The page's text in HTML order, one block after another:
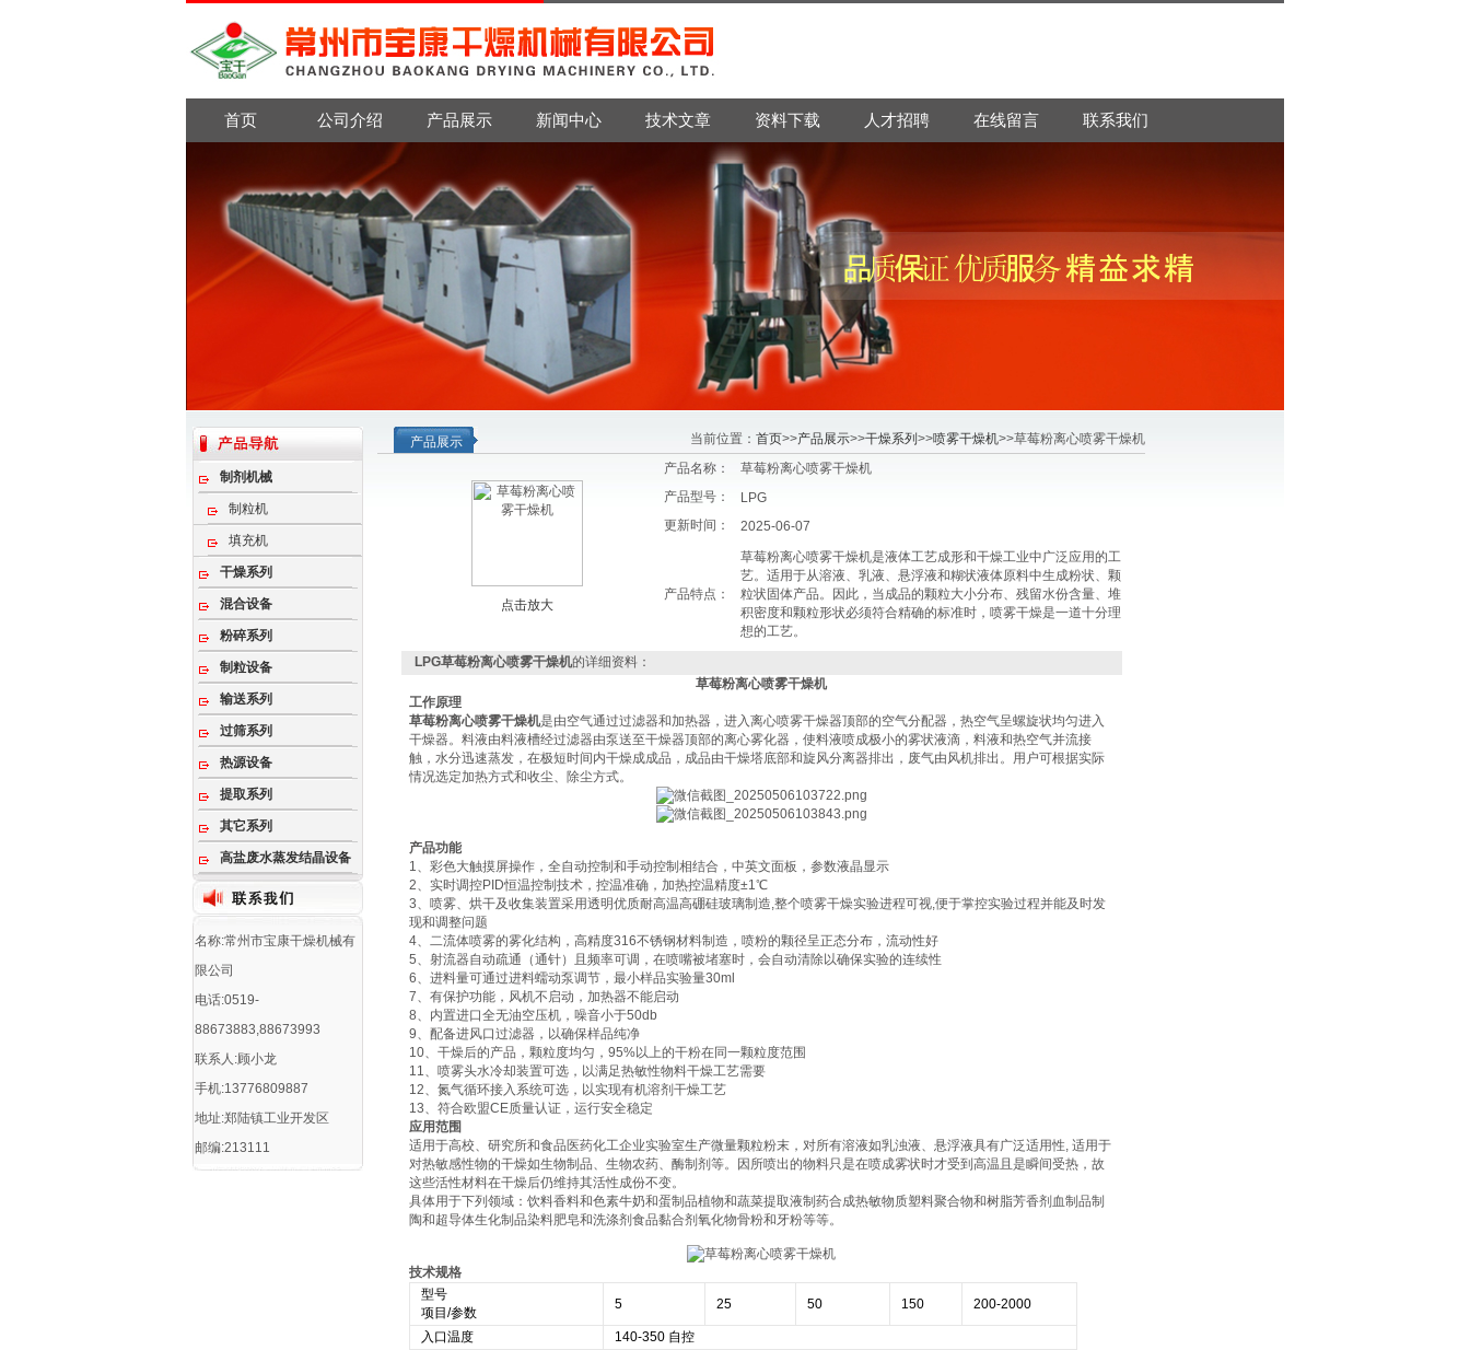
首页 公司介绍 产品展示 新闻中心 技术文章 资料下载 人才招聘 在线留言 联系我们
制剂机械
制粒机
填充机
干燥系列
混合设备
粉碎系列
制粒设备
输送系列
过筛系列
热源设备
提取系列
其它系列
高盐废水蒸发结晶设备
名称:常州市宝康干燥机械有
限公司
电话:0519-
88673883,88673993
联系人:顾小龙
手机:13776809887
地址:郑陆镇工业开发区
邮编:213111
产品展示 当前位置： 首页>>产品展示>>干燥系列 >>喷雾干燥机>>草莓粉离心喷雾干燥机
点击放大
产品名称：
草莓粉离心喷雾干燥机
产品型号：
LPG
更新时间：
2025-06-07
产品特点：
草莓粉离心喷雾干燥机是液体工艺成形和干燥工业中广泛应用的工
艺。适用于从溶液、乳液、悬浮液和糊状液体原料中生成粉状、颗
粒状固体产品。因此，当成品的颗粒大小分布、残留水份含量、堆
积密度和颗粒形状必须符合精确的标准时，喷雾干燥是一道十分理
想的工艺。
LPG草莓粉离心喷雾干燥机的详细资料：
草莓粉离心喷雾干燥机
工作原理
草莓粉离心喷雾干燥机是由空气通过过滤器和加热器，进入离心喷雾干燥器顶部的空气分配器，热空气呈螺旋状均匀进入
干燥器。料液由料液槽经过滤器由泵送至干燥器顶部的离心雾化器，使料液喷成极小的雾状液滴，料液和热空气并流接
触，水分迅速蒸发，在极短时间内干燥成成品，成品由干燥塔底部和旋风分离器排出，废气由风机排出。用户可根据实际
情况选定加热方式和收尘、除尘方式。
产品功能
1、彩色大触摸屏操作，全自动控制和手动控制相结合，中英文面板，参数液晶显示
2、实时调控PID恒温控制技术，控温准确，加热控温精度±1℃
3、喷雾、烘干及收集装置采用透明优质耐高温高硼硅玻璃制造,整个喷雾干燥实验进程可视,便于掌控实验过程并能及时发
现和调整问题
4、二流体喷雾的雾化结构，高精度316不锈钢材料制造，喷粉的颗径呈正态分布，流动性好
5、射流器自动疏通（通针）且频率可调，在喷嘴被堵塞时，会自动清除以确保实验的连续性
6、进料量可通过进料蠕动泵调节，最小样品实验量30ml
7、有保护功能，风机不启动，加热器不能启动
8、内置进口全无油空压机，噪音小于50db
9、配备进风口过滤器，以确保样品纯净
10、干燥后的产品，颗粒度均匀，95%以上的干粉在同一颗粒度范围
11、喷雾头水冷却装置可选，以满足热敏性物料干燥工艺需要
12、氮气循环接入系统可选，以实现有机溶剂干燥工艺
13、符合欧盟CE质量认证，运行安全稳定
应用范围
适用于高校、研究所和食品医药化工企业实验室生产微量颗粒粉末，对所有溶液如乳浊液、悬浮液具有广泛适用性, 适用于
对热敏感性物的干燥如生物制品、生物农药、酶制剂等。因所喷出的物料只是在喷成雾状时才受到高温且是瞬间受热，故
这些活性材料在干燥后仍维持其活性成份不变。
具体用于下列领域：饮料香料和色素牛奶和蛋制品植物和蔬菜提取液制药合成热敏物质塑料聚合物和树脂芳香剂血制品制
陶和超导体生化制品染料肥皂和洗涤剂食品黏合剂氧化物骨粉和牙粉等等。
技术规格
型号
项目/参数
5 25 50 150 200-2000
入口温度
140-350 自控